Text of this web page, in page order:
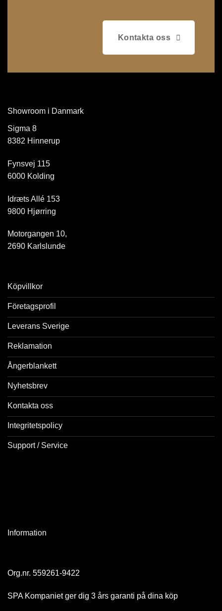
Kontakta oss
Showroom i Danmark
Sigma 8
8382 Hinnerup
Fynsvej 115
6000 Kolding
Idræts Allé 153
9800 Hjørring
Motorgangen 10,
2690 Karlslunde
Köpvillkor
Företagsprofil
Leverans Sverige
Reklamation
Ångerblankett
Nyhetsbrev
Kontakta oss
Integritetspolicy
Support / Service
Information
Org.nr. 559261-9422
SPA Kompaniet ger dig 3 års garanti på dina köp